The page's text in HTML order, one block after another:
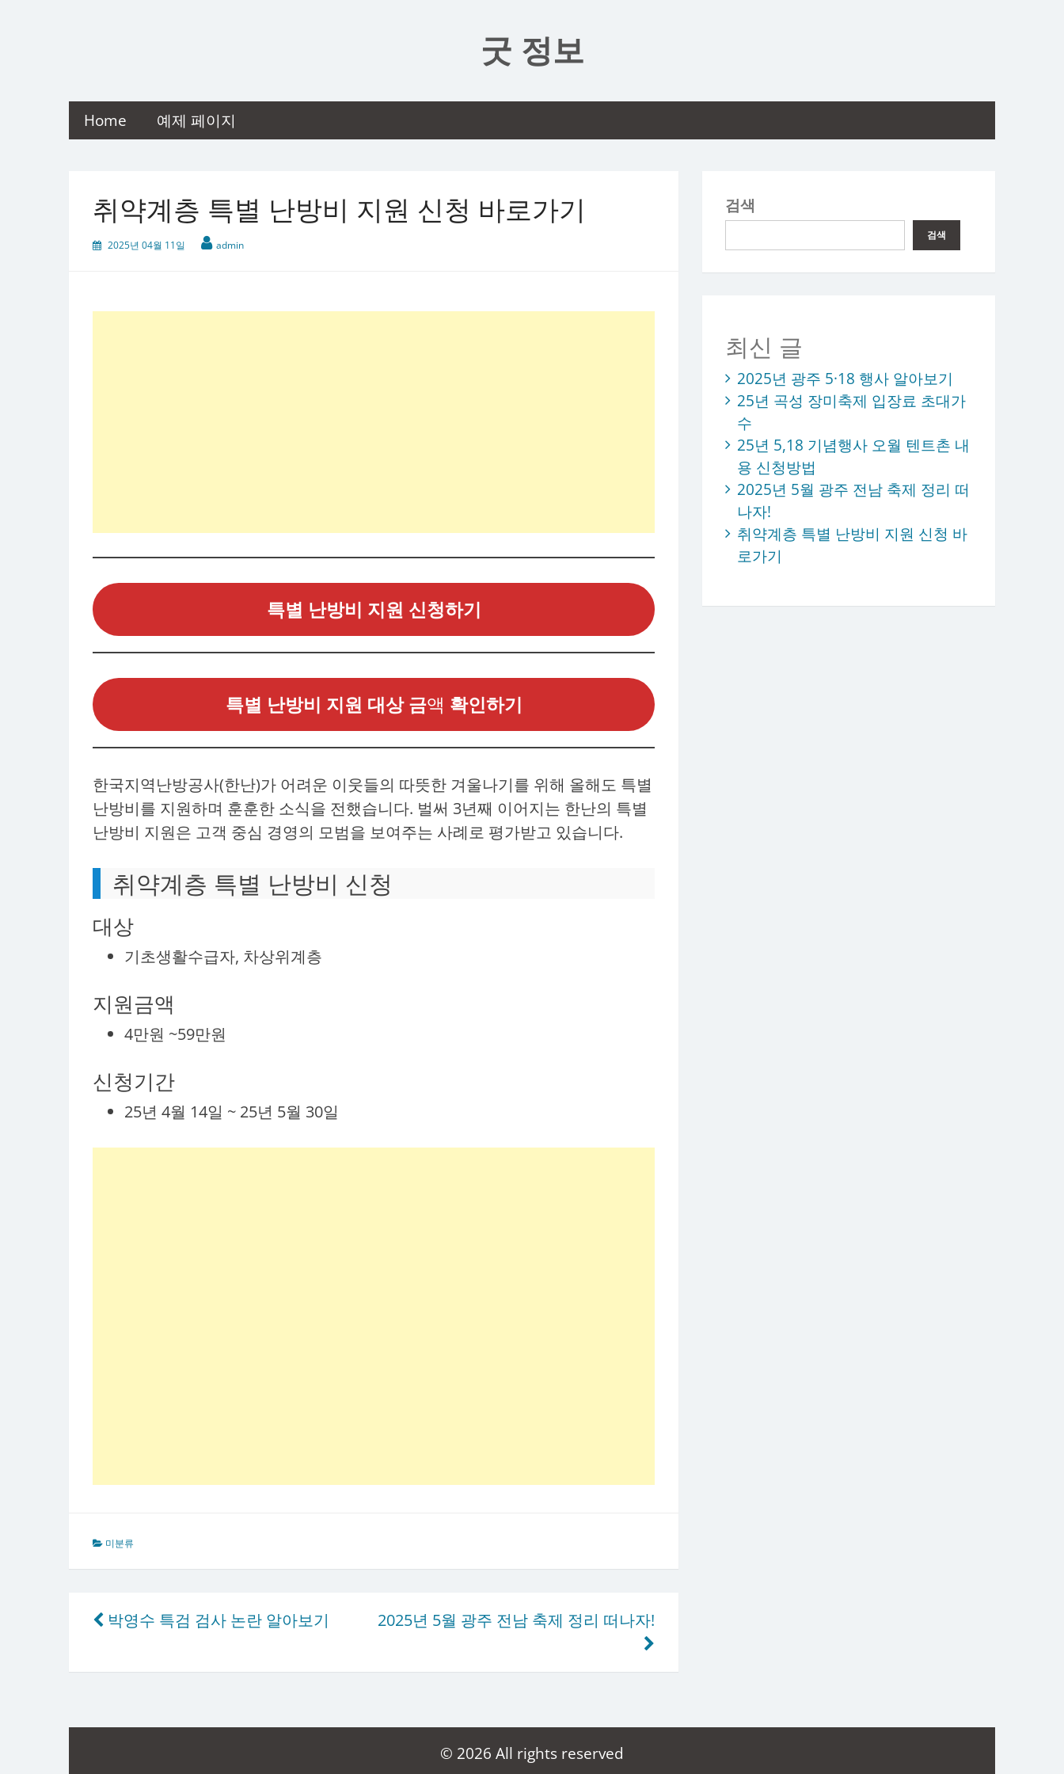
굿 정보
Home 예제 페이지
취약계층 특별 난방비 지원 신청 바로가기
2025년 04월 11일 admin
특별 난방비 지원 신청하기
특별 난방비 지원 대상 금액 확인하기
한국지역난방공사(한난)가 어려운 이웃들의 따뜻한 겨울나기를 위해 올해도 특별
난방비를 지원하며 훈훈한 소식을 전했습니다. 벌써 3년째 이어지는 한난의 특별
난방비 지원은 고객 중심 경영의 모범을 보여주는 사례로 평가받고 있습니다.
취약계층 특별 난방비 신청
대상
기초생활수급자, 차상위계층
지원금액
4만원 ~59만원
신청기간
25년 4월 14일 ~ 25년 5월 30일
미분류
글
색
박영수 특검 검사 논란 알아보기 2025년 5월 광주 전남 축제 정리 떠나자!
검색
검색
최신 글
2025년 광주 5·18 행사 알아보기
25년 곡성 장미축제 입장료 초대가
수
25년 5,18 기념행사 오월 텐트촌 내
용 신청방법
2025년 5월 광주 전남 축제 정리 떠
나자!
취약계층 특별 난방비 지원 신청 바
로가기
© 2026 All rights reserved